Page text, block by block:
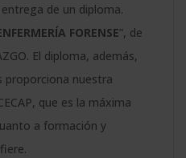
de un diploma.
FORENSE”, de
El diploma, además,
proporciona nuestra
que es la máxima
a formación y